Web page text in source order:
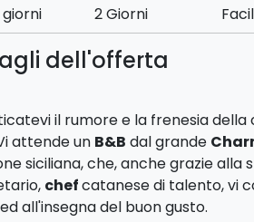
2 Giorni
dell'offerta
il rumore e la frenesia
attende un B&B dal grande
siciliana, che, anche grazie
chefcatanese di talento, vi
all'insegna del buon gusto.